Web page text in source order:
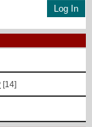
[14]